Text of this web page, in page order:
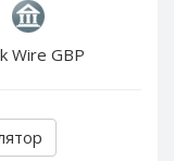
Wire GBP
DKK
HKD
NZD
NOK